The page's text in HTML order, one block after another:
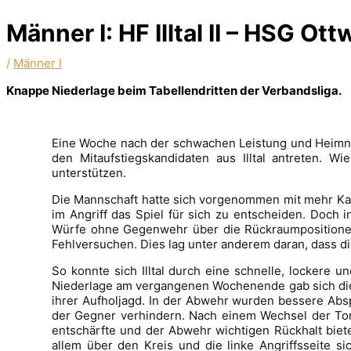
Männer I: HF Illtal II – HSG
/ Männer I
Knappe Niederlage beim Tabellendritten der Verbandsliga.
Eine Woche nach der schwachen Leistung und
den Mitaufstiegskandidaten aus Illtal antreten.
unterstützen.
Die Mannschaft hatte sich vorgenommen mit mehr
im Angriff das Spiel für sich zu entscheiden. Doch
Würfe ohne Gegenwehr über die
Fehlversuchen. Dies lag unter anderem daran, dass
So konnte sich Illtal durch eine schnelle, lockere
Niederlage am vergangenen Wochenende gab sich
ihrer Aufholjagd. In der Abwehr wurden bessere
der Gegner verhindern. Nach einem Wechsel der
entschärfte und der Abwehr wichtigen Rückhalt
allem über den Kreis und die linke Angriffsseite